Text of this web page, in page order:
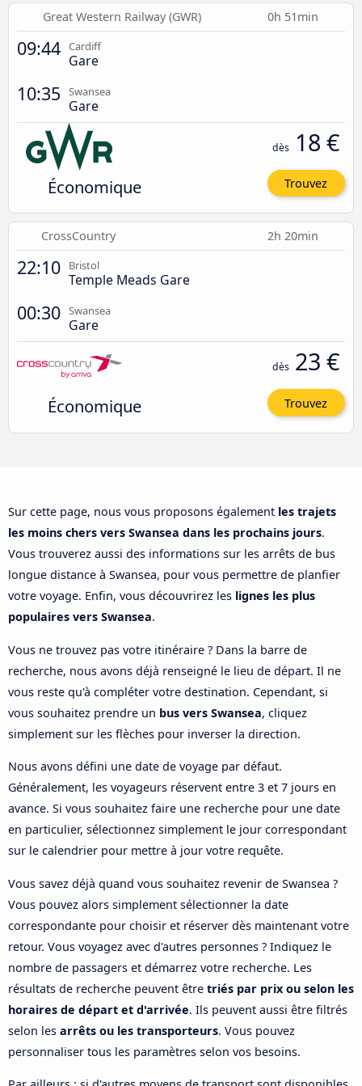
Great Western Railway (GWR) 0h 51min
09:44 Cardiff
Gare
10:35 Swansea
Gare
Économique
dès 18 €
Trouvez
CrossCountry 2h 20min
22:10 Bristol
Temple Meads Gare
00:30 Swansea
Gare
Économique
dès 23 €
Trouvez
Sur cette page, nous vous proposons également les trajets
les moins chers vers Swansea dans les prochains jours.
Vous trouverez aussi des informations sur les arrêts de bus
longue distance à Swansea, pour vous permettre de planfier
votre voyage. Enfin, vous découvrirez les lignes les plus
populaires vers Swansea.
Vous ne trouvez pas votre itinéraire ? Dans la barre de
recherche, nous avons déjà renseigné le lieu de départ. Il ne
vous reste qu'à compléter votre destination. Cependant, si
vous souhaitez prendre un bus vers Swansea, cliquez
simplement sur les flèches pour inverser la direction.
Nous avons défini une date de voyage par défaut.
Généralement, les voyageurs réservent entre 3 et 7 jours en
avance. Si vous souhaitez faire une recherche pour une date
en particulier, sélectionnez simplement le jour correspondant
sur le calendrier pour mettre à jour votre requête.
Vous savez déjà quand vous souhaitez revenir de Swansea ?
Vous pouvez alors simplement sélectionner la date
correspondante pour choisir et réserver dès maintenant votre
retour. Vous voyagez avec d'autres personnes ? Indiquez le
nombre de passagers et démarrez votre recherche. Les
résultats de recherche peuvent être triés par prix ou selon les
horaires de départ et d'arrivée. Ils peuvent aussi être filtrés
selon les arrêts ou les transporteurs. Vous pouvez
personnaliser tous les paramètres selon vos besoins.